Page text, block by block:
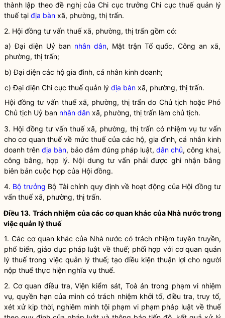
thành lập theo đề nghị của Chi cục trưởng Chi cụcthuếquản lý
thuếtại địa bàn xã, phường, thị trấn.
2. Hội đồng tư vấn thuế xã, phường, thị trấn gồm có:
a) Đại diện Uỷ ban nhân dân, Mặt trận Tổ quốc, Công an xã,
phường, thị trấn;
b) Đại diện các hộ gia đình, cá nhân kinh doanh;
c) Đại diện Chi cục thuếquản lý địa bàn xã, phường, thị trấn.
Hội đồng tư vấn thuế xã, phường, thị trấn do Chủ tịch hoặc Phó
Chủ tịch Uỷ ban nhân dân xã, phường, thị trấn làm chủ tịch.
3. Hội đồng tư vấn thuế xã, phường, thị trấn có nhiệm vụ tư vấn
cho cơ quan thuế về mức thuế của các hộ, gia đình, cá nhân kinh
doanh trênđịa bàn, bảo đảm đúng pháp luật, dân chủ, công khai,
công bằng, hợp lý. Nội dung tư vấn phải được ghi nhận bằng
biên bản cuộc họp của Hội đồng.
4. Bộ trưởng Bộ Tài chính quy định về hoạt động của Hội đồng tư
vấn thuế xã, phường, thị trấn.
Điều 13. Trách nhiệm của các cơ quan khác củaNhà nướctrong
việc quản lý thuế
1. Các cơ quan khác của Nhà nước có trách nhiệm tuyên truyền,
phổ biến, giáo dục pháp luật về thuế; phối hợp với cơ quan quản
lý thuế trong việc quản lý thuế; tạo điều kiện thuận lợi cho người
nộp thuếthực hiện nghĩa vụ thuế.
2. Cơ quan điều tra, Viện kiểm sát, Toà án trong phạm vi nhiệm
vụ,quyền hạn của mình có trách nhiệm khởi tố, điều tra, truy tố,
xét xử kịp thời, nghiêm minh tội phạm vi phạm pháp luật về thuế